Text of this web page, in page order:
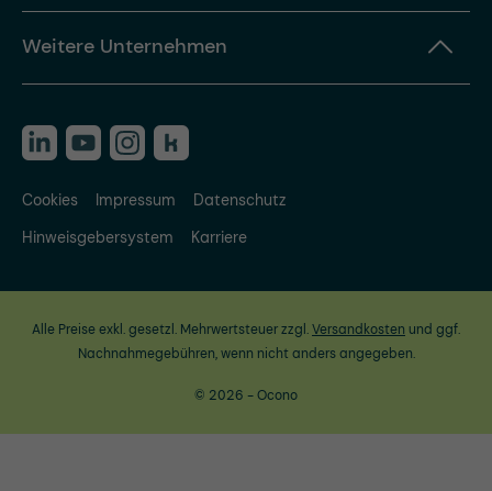
Weitere Unternehmen
Cookies Impressum
Datenschutz
Hinweisgebersystem
Karriere
Alle Preise exkl. gesetzl. Mehrwertsteuer zzgl.Versandkosten und ggf.
Nachnahmegebühren, wenn nicht anders angegeben.
© 2026 - Ocono